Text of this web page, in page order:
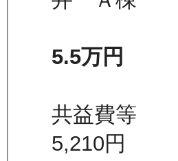
5.5万円
共益費等
5,210円